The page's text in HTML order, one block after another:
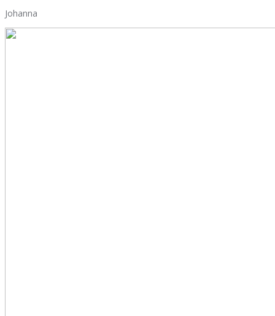
Johanna